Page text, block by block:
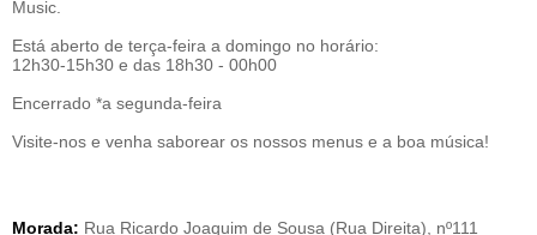
Music.
Está aberto de terça-feira a domingo no horário:
12h30-15h30 e das 18h30 - 00h00
Encerrado *a segunda-feira
Visite-nos e venha saborear os nossos menus e a boa música!
Morada: Rua Ricardo Joaquim de Sousa (Rua Direita), nº111